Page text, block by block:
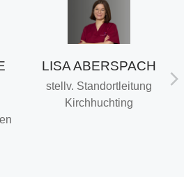
LISA ABERSPACH
stellv. Standortleitung
Kirchhuchting